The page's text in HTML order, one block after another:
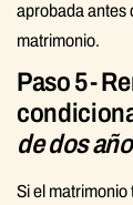
aprobada antes
matrimonio.
Paso 5-
de dos
Si el matrimonio